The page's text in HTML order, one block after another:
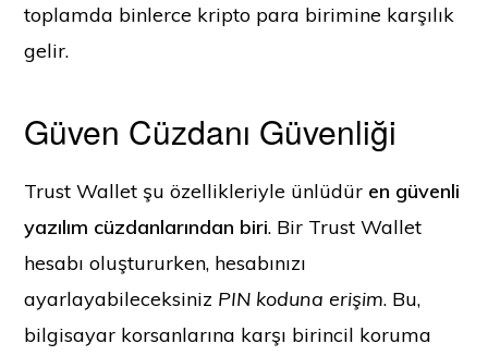
toplamda binlerce kripto para birimine karşılık
gelir.
Güven Cüzdanı Güvenliği
Trust Wallet şu özellikleriyle ünlüdür en güvenli
yazılım cüzdanlarından biri. Bir Trust Wallet
hesabı oluştururken, hesabınızı
ayarlayabileceksiniz PIN koduna erişim. Bu,
bilgisayar korsanlarına karşı birincil koruma